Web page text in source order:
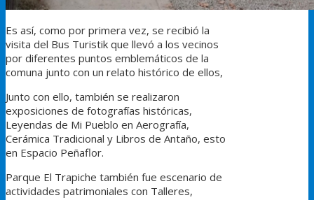
Es así, como por primera vez, se recibió la
visita del Bus Turistik que llevó a los vecinos
por diferentes puntos emblemáticos de la
comuna junto con un relato histórico de ellos,
Junto con ello, también se realizaron
exposiciones de fotografías históricas,
Leyendas de Mi Pueblo en Aerografía,
Cerámica Tradicional y Libros de Antaño, esto
en Espacio Peñaflor.
Parque El Trapiche también fue escenario de
actividades patrimoniales con Talleres,